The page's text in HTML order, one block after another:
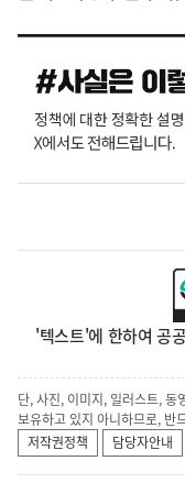
'텍스트'에 한하여 공
단, 사진, 이미지, 일러스트,
보유하고 있지 아니하므로, 반
저작권정책
담당자안내